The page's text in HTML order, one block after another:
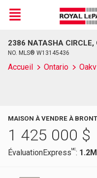
Live
En Direct
Menu
2386 NATASHA
NO. MLS® W13145436
Accueil Ontario
MAISON À VENDRE À
1 425 000 $
ÉvaluationExpressMC: